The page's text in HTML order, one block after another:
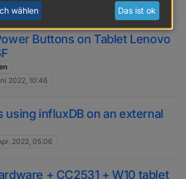
2023, 10:13
Buttons on Tablet Lenovo
2022, 10:46
using influxDB on an external
2022, 05:06
+ CC2531 + W10 tablet
wählen Das ist ok